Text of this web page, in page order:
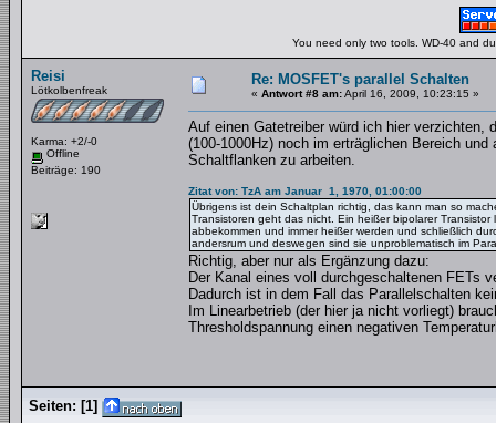
You need only two tools. WD-40 and
Reisi
Lötkolbenfreak
Karma: +2/-0
Offline
Beiträge: 190
Re: MOSFET's parallel Schalten
« Antwort #8 am:April 16, 2009, 10:23:15 »
Auf einen Gatetreiber würd ich hier verzichten,
(100-1000Hz) noch im erträglichen Bereich
Schaltflanken zu arbeiten.
Zitat von: TzA am Januar 1, 1970, 01:00:00
Übrigens ist dein Schaltplan richtig, das kann man so
Transistoren geht das nicht. Ein heißer bipolarer
abbekommen und immer heißer werden und schließlich
andersrum und deswegen sind sie unproblematisch im
Richtig, aber nur als Ergänzung dazu:
Der Kanal eines voll durchgeschaltenen FETs
Dadurch ist in dem Fall das Parallelschalten
Im Linearbetrieb (der hier ja nicht vorliegt)
Thresholdspannung einen negativen
Seiten: [1]